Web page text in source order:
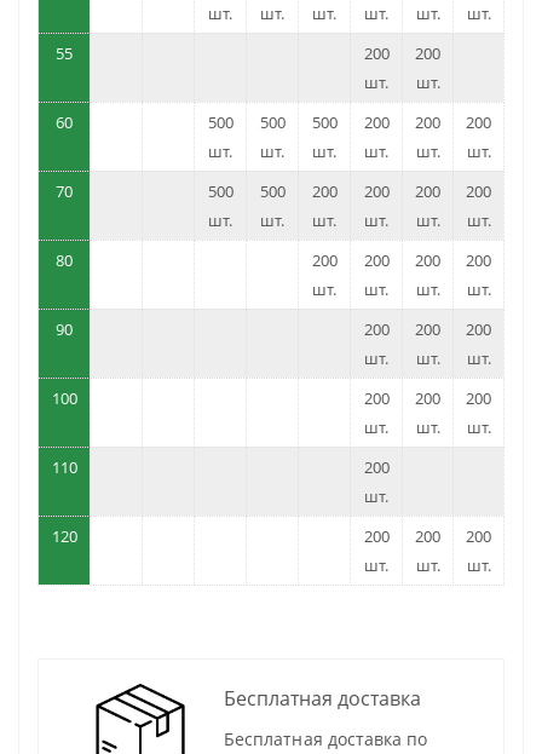
шт.
шт.
шт.
шт.
шт.
шт.
55
200
шт.
200
шт.
60
500
шт.
500
шт.
500
шт.
200
шт.
200
шт.
200
шт.
70
500
шт.
500
шт.
200
шт.
200
шт.
200
шт.
200
шт.
80
200
шт.
200
шт.
200
шт.
200
шт.
90
200
шт.
200
шт.
200
шт.
100
200
шт.
200
шт.
200
шт.
110
200
шт.
120
200
шт.
200
шт.
200
шт.
Бесплатная доставка
Бесплатная доставка по